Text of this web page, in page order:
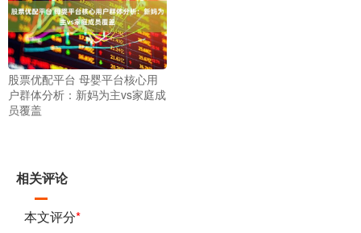
股票优配平台 母婴平台核心用
户群体分析：新妈为主vs家庭成
员覆盖
相关评论
本文评分*